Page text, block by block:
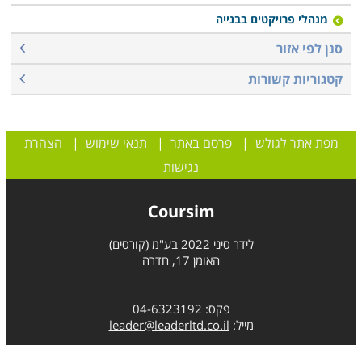
מנהלי פרויקטים בבנייה
סנן לפי אזור
קטגוריות קשורות
מפת אתר לגולש |פרסם באתר | תנאי שימוש | הצהרת
נגישות
Coursim
לידר סיני 2022 בע"מ (קורסים)
האומן 17, חדרה
פקס: 04-6323192
מייל: leader@leaderltd.co.il